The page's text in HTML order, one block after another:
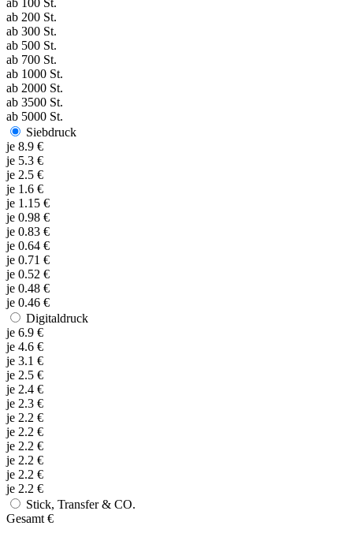
ab 200 St.
ab 300 St.
ab 500 St.
ab 700 St.
ab 1000 St.
ab 2000 St.
ab 3500 St.
ab 5000 St.
Siebdruck
je 8.9 €
je 5.3 €
je 2.5 €
je 1.6 €
je 1.15 €
je 0.98 €
je 0.83 €
je 0.64 €
je 0.71 €
je 0.52 €
je 0.48 €
je 0.46 €
Digitaldruck
je 6.9 €
je 4.6 €
je 3.1 €
je 2.5 €
je 2.4 €
je 2.3 €
je 2.2 €
je 2.2 €
je 2.2 €
je 2.2 €
je 2.2 €
je 2.2 €
Stick, Transfer & CO.
Gesamt €